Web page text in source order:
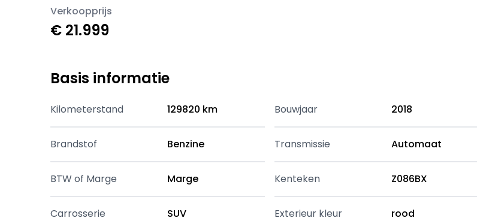
verwarm,Trekhaak,Memory,Keyless
Verkoopprijs
€ 21.999
Basis informatie
Kilometerstand 129820 km Bouwjaar 2018
Brandstof Benzine Transmissie Automaat
BTW of Marge Marge Kenteken Z086BX
Carrosserie SUV Exterieur kleur rood